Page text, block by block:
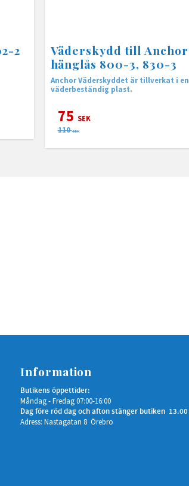
2
Väderskydd till Anchor
hänglås 800-3, 830-3
Anchor Väderskyddet är tillverkat i en
väderbeständig plast.
75 SEK
110 SEK
Information
Butikens öppettider:
Måndag - Fredag 07:00-16:00
Dag före röd dag och afton stänger butiken 13.00
Adress: Nastagatan 8 Örebro